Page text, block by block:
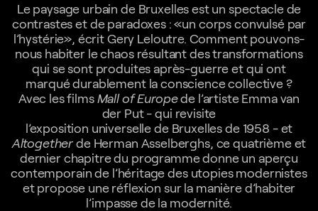
Le paysage urbain de Bruxelles est un spectacle de
contrastes et de paradoxes : «un corps convulsé par
l’hystérie», écrit Gery Leloutre. Comment pouvons-
nous habiter le chaos résultant des transformations
qui se sont produites après-guerre et qui ont
marqué durablement la conscience collective ?
Avec les filmsMall of Europede l’artiste Emma van
der Put - qui revisite
l’exposition universelle de Bruxelles de 1958 - et
Altogetherde Herman Asselberghs, ce quatrième et
dernier chapitre du programme donne un aperçu
contemporain de l’héritage des utopies modernistes
et propose une réflexion sur la manière d’habiter
l’impasse de la modernité.